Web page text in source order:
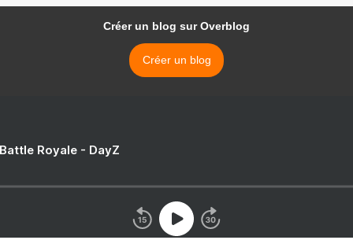
Créer un blog sur Overblog
Créer un blog
Royale - DayZ